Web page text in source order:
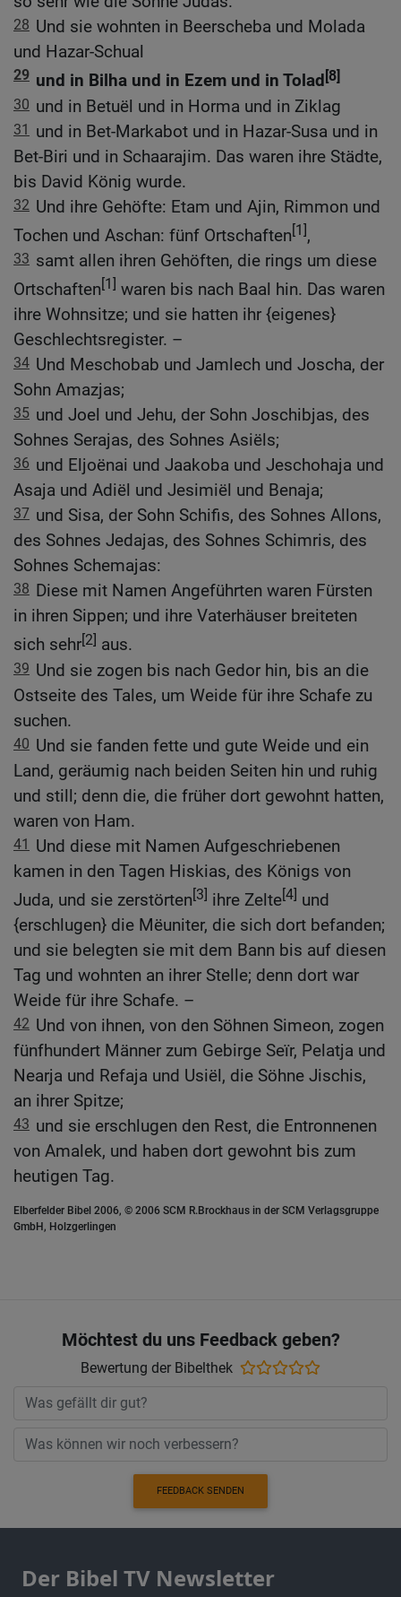
28 Und sie wohnten in Beerscheba und Molada
und Hazar-Schual
29 und in Bilha und in Ezem und in Tolad[8]
30 und in Betuël und in Horma und in Ziklag
31 und in Bet-Markabot und in Hazar-Susa und in
Bet-Biri und in Schaarajim. Das waren ihre Städte,
bis David König wurde.
32 Und ihre Gehöfte: Etam und Ajin, Rimmon und
Tochen und Aschan: fünf Ortschaften[1],
33 samt allen ihren Gehöften, die rings um diese
Ortschaften[1] waren bis nach Baal hin. Das waren
ihre Wohnsitze; und sie hatten ihr {eigenes}
Geschlechtsregister. –
34 Und Meschobab und Jamlech und Joscha, der
Sohn Amazjas;
35 und Joel und Jehu, der Sohn Joschibjas, des
Sohnes Serajas, des Sohnes Asiëls;
36 und Eljoënai und Jaakoba und Jeschohaja und
Asaja und Adiël und Jesimiël und Benaja;
37 und Sisa, der Sohn Schifis, des Sohnes Allons,
des Sohnes Jedajas, des Sohnes Schimris, des
Sohnes Schemajas:
38 Diese mit Namen Angeführten waren Fürsten
in ihren Sippen; und ihre Vaterhäuser breiteten
sich sehr[2] aus.
39 Und sie zogen bis nach Gedor hin, bis an die
Ostseite des Tales, um Weide für ihre Schafe zu
suchen.
40 Und sie fanden fette und gute Weide und ein
Land, geräumig nach beiden Seiten hin und ruhig
und still; denn die, die früher dort gewohnt hatten,
waren von Ham.
41 Und diese mit Namen Aufgeschriebenen
kamen in den Tagen Hiskias, des Königs von
Juda, und sie zerstörten[3] ihre Zelte[4] und
{erschlugen} die Mëuniter, die sich dort befanden;
und sie belegten sie mit dem Bann bis auf diesen
Tag und wohnten an ihrer Stelle; denn dort war
Weide für ihre Schafe. –
42 Und von ihnen, von den Söhnen Simeon, zogen
fünfhundert Männer zum Gebirge Seïr, Pelatja und
Nearja und Refaja und Usiël, die Söhne Jischis,
an ihrer Spitze;
43 und sie erschlugen den Rest, die Entronnenen
von Amalek, und haben dort gewohnt bis zum
heutigen Tag.
Elberfelder Bibel 2006, © 2006 SCM R.Brockhaus in der SCM Verlagsgruppe
GmbH, Holzgerlingen
Möchtest du uns Feedback geben?
Bewertung der Bibelthek
FEEDBACK SENDEN
Der Bibel TV Newsletter